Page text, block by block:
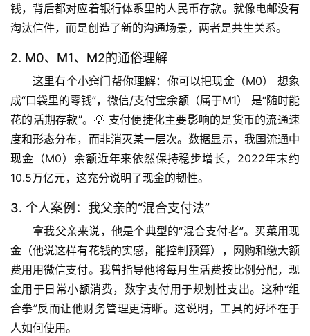
首
页
专
列
自
然
万
物
钱，背后都对应着银行体系里的人民币存款。就像电邮没有
淘汰信件，而是创造了新的沟通场景，两者是共生关系。
2. M0、M1、M2的通俗理解
这里有个小窍门帮你理解：你可以把现金（M0）
想象
成“口袋里的零钱”， 微信/支付宝余额（属于M1）
是“随时能
花的活期存款”。💡 支付便捷化主要影响的是货币的流通速
度和形态分布，而非消灭某一层次。数据显示，我国流通中
现金（M0）余额近年来依然保持稳步增长，2022年末约
10.5万亿元，这充分说明了现金的韧性。
3. 个人案例：我父亲的“混合支付法”
拿我父亲来说，他是个典型的“混合支付者”。买菜用现
金（他说这样有花钱的实感，能控制预算），网购和缴大额
费用用微信支付。 我曾指导他将每月生活费按比例分配，现
金用于日常小额消费，数字支付用于规划性支出。这种“组
合拳”反而让他财务管理更清晰。这说明，工具的好坏在于
人如何使用。